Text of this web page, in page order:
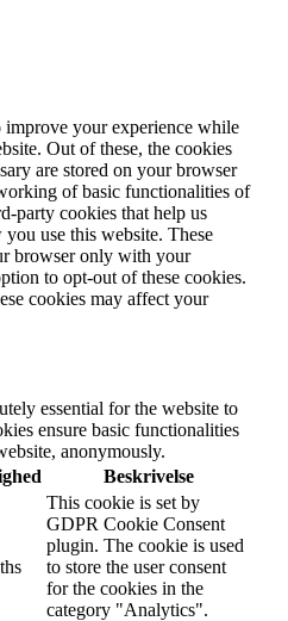
improve your experience while
Out of these, the cookies
are stored on your browser
of basic functionalities of
party cookies that help us
use this website. These
browser only with your
to opt-out of these cookies.
cookies may affect your
essential for the website to
ensure basic functionalities
anonymously.
Beskrivelse
This cookie is set by
GDPR Cookie Consent
plugin. The cookie is used
to store the user consent
for the cookies in the
category "Analytics".